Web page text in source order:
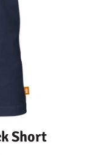
Short